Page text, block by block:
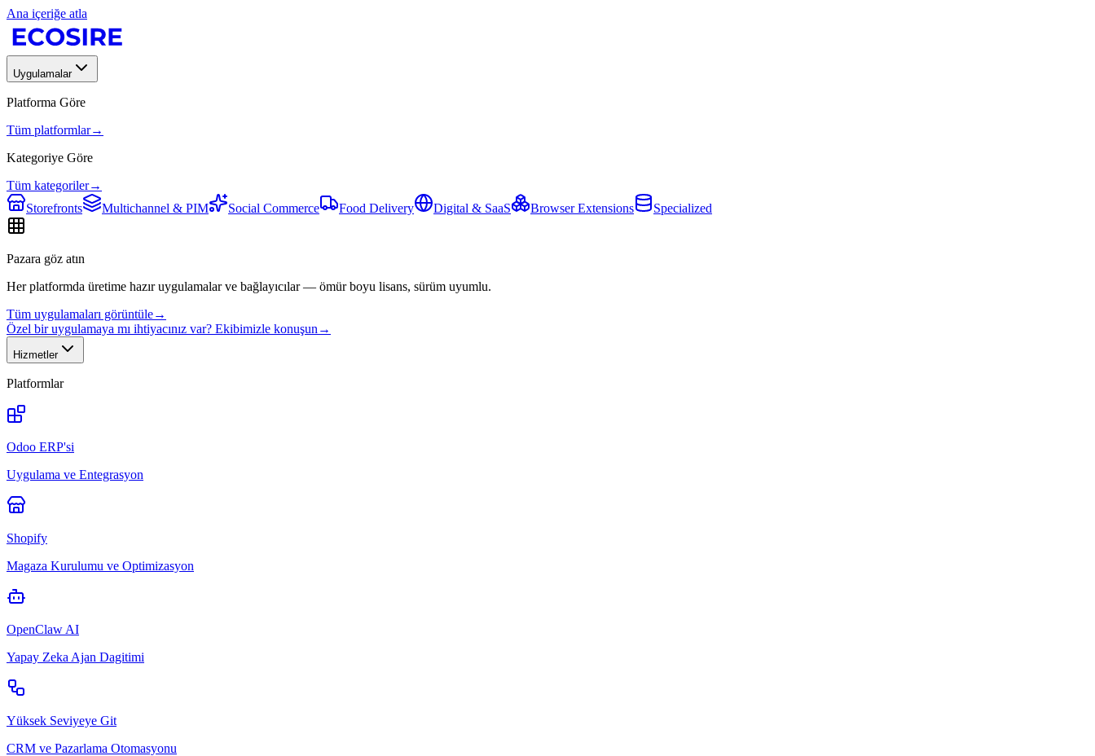
Ana içeriğe atla
Uygulamalar
Platforma Göre
Tüm platformlar→
Kategoriye Göre
Tüm kategoriler→
Storefronts
Multichannel & PIM Social Commerce Food Delivery Digital & SaaS Browser Extensions Specialized
Pazara göz atın
Her platformda üretime hazır uygulamalar ve bağlayıcılar — ömür boyu lisans, sürüm uyumlu.
Tüm uygulamaları görüntüle→
Özel bir uygulamaya mı ihtiyacınız var? Ekibimizle konuşun →
Hizmetler
Platformlar
Odoo ERP'si
Uygulama ve Entegrasyon
Shopify
Magaza Kurulumu ve Optimizasyon
OpenClaw AI
Yapay Zeka Ajan Dagitimi
Yüksek Seviyeye Git
CRM ve Pazarlama Otomasyonu